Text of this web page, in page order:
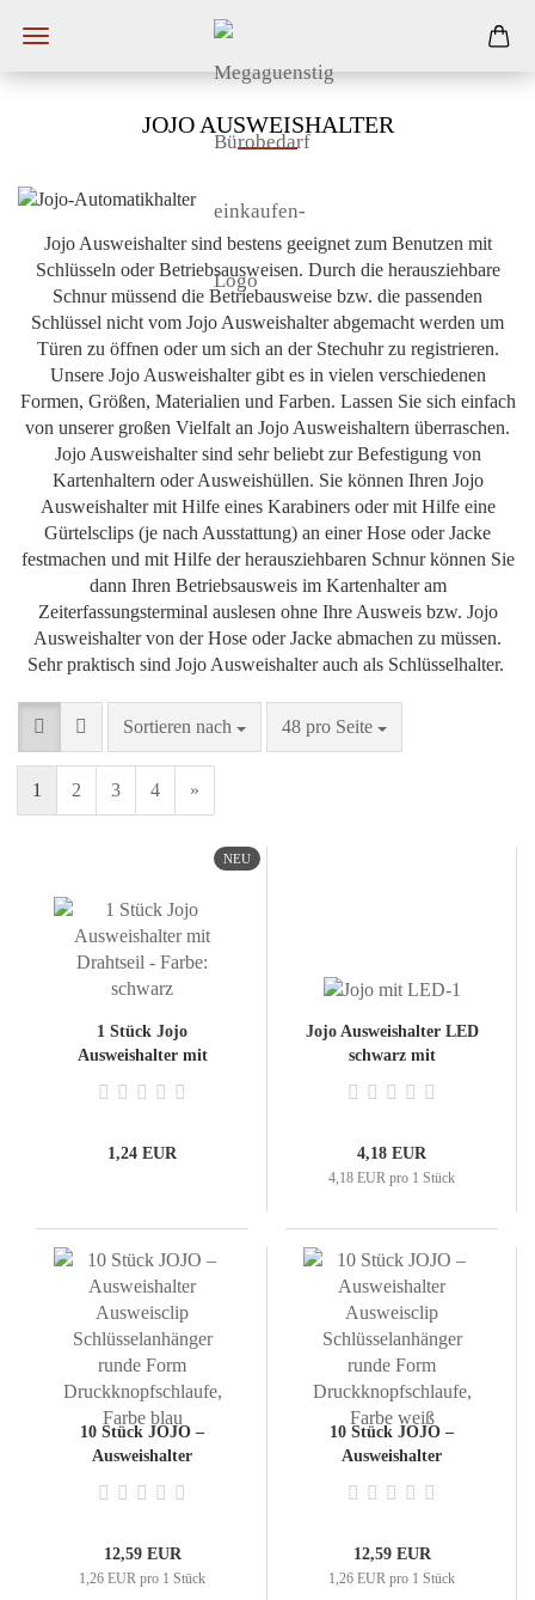
JOJO AUSWEISHALTER
Jojo Ausweishalter sind bestens geeignet zum Benutzen mit
Schlüsseln oder Betriebsausweisen. Durch die herausziehbare
Schnur müssend die Betriebausweise bzw. die passenden
Schlüssel nicht vom Jojo Ausweishalter abgemacht werden um
Türen zu öffnen oder um sich an der Stechuhr zu registrieren.
Unsere Jojo Ausweishalter gibt es in vielen verschiedenen
Formen, Größen, Materialien und Farben. Lassen Sie sich einfach
von unserer großen Vielfalt an Jojo Ausweishaltern überraschen.
Jojo Ausweishalter sind sehr beliebt zur Befestigung von
Kartenhaltern oder Ausweishüllen. Sie können Ihren Jojo
Ausweishalter mit Hilfe eines Karabiners oder mit Hilfe eine
Gürtelsclips (je nach Ausstattung) an einer Hose oder Jacke
festmachen und mit Hilfe der herausziehbaren Schnur können Sie
dann Ihren Betriebsausweis im Kartenhalter am
Zeiterfassungsterminal auslesen ohne Ihre Ausweis bzw. Jojo
Ausweishalter von der Hose oder Jacke abmachen zu müssen.
Sehr praktisch sind Jojo Ausweishalter auch als Schlüsselhalter.
Sortieren nach 48 pro Seite
1 2 3 4 »
NEU
1 Stück Jojo
Ausweishalter mit
schwarz
1,24 EUR
Jojo Ausweishalter LED
schwarz mit
4,18 EUR
4,18 EUR pro 1 Stück
10 Stück JOJO –
Ausweishalter
Schlüsselanhänger
Druckknopfschlaufe,
Farbe blau
12,59 EUR
1,26 EUR pro 1 Stück
10 Stück JOJO –
Ausweishalter
Schlüsselanhänger
Druckknopfschlaufe,
Farbe weiß
12,59 EUR
1,26 EUR pro 1 Stück